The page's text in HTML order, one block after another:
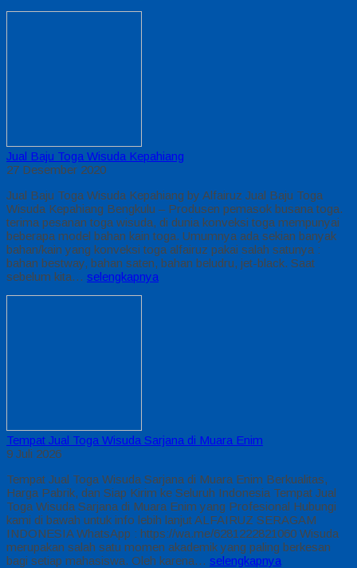
Jual Baju Toga Wisuda Kepahiang
27 Desember 2020
Jual Baju Toga Wisuda Kepahiang by Alfairuz Jual Baju Toga
Wisuda Kepahiang Bengkulu – Produsen pemasok busana toga.
terima pesanan toga wisuda, di dunia konveksi toga mempunyai
beberapa model bahan kain toga. Umumnya ada sekian banyak
bahan/kain yang konveksi toga alfairuz pakai salah satunya :
bahan bestway, bahan saten, bahan beludru, jet-black. Saat
sebelum kita… selengkapnya
Tempat Jual Toga Wisuda Sarjana di Muara Enim
9 Juli 2026
Tempat Jual Toga Wisuda Sarjana di Muara Enim Berkualitas,
Harga Pabrik, dan Siap Kirim ke Seluruh Indonesia Tempat Jual
Toga Wisuda Sarjana di Muara Enim yang Profesional Hubungi
kami di bawah untuk info lebih lanjut ALFAIRUZ SERAGAM
INDONESIA WhatsApp : https://wa.me/6281222821060 Wisuda
merupakan salah satu momen akademik yang paling berkesan
bagi setiap mahasiswa. Oleh karena… selengkapnya